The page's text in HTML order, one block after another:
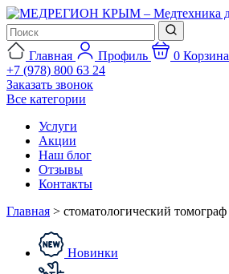
Главная Профиль 0 Корзина
+7 (978) 800 63 24
Заказать звонок
Все категории
Услуги
Акции
Наш блог
Отзывы
Контакты
Главная > стоматологический томограф
Новинки